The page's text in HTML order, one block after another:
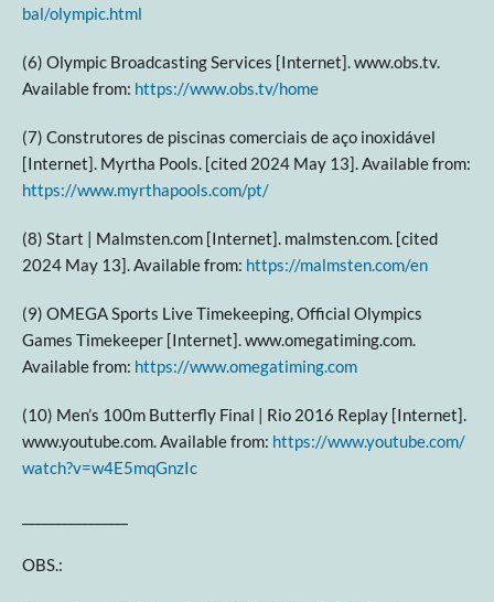
bal/olympic.html
(6) Olympic Broadcasting Services [Internet]. www.obs.tv.
Available from: https://www.obs.tv/home‌
(7) Construtores de piscinas comerciais de aço inoxidável
[Internet]. Myrtha Pools. [cited 2024 May 13]. Available from:
https://www.myrthapools.com/pt/‌
(8) Start | Malmsten.com [Internet]. malmsten.com. [cited
2024 May 13]. Available from: https://malmsten.com/en‌
(9) OMEGA Sports Live Timekeeping, Official Olympics
Games Timekeeper [Internet]. www.omegatiming.com.
Available from: https://www.omegatiming.com‌
(10) Men’s 100m Butterfly Final | Rio 2016 Replay [Internet].
www.youtube.com. Available from: https://www.youtube.com/
watch?v=w4E5mqGnzIc‌
OBS.: